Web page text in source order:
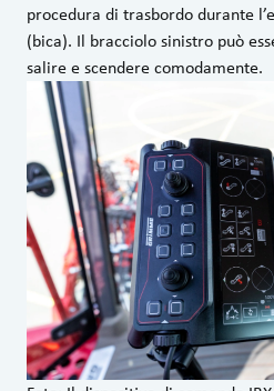
procedura di trasbordo durante
(bica). Il bracciolo sinistro può
salire e scendere comodamente.